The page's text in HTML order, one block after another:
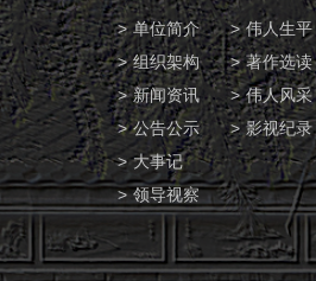
单位简介
组织架构
新闻资讯
公告公示
大事记
领导视察
伟人生平
著作选读
伟人风采
影视纪录